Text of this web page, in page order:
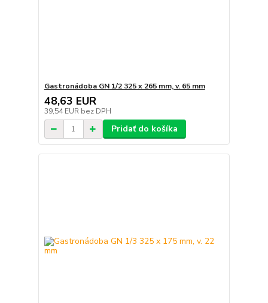
Gastronádoba GN 1/2 325 x 265 mm, v. 65 mm
48,63 EUR
39,54 EUR bez DPH
Pridať do košíka